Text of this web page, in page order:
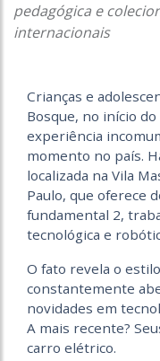
pedagógica e
internacionais
Crianças e
Bosque, no início
experiência
momento no país.
localizada na Vila
Paulo, que oferece
fundamental 2,
tecnológica e
O fato revela o
constantemente
novidades em
A mais recente?
carro elétrico.